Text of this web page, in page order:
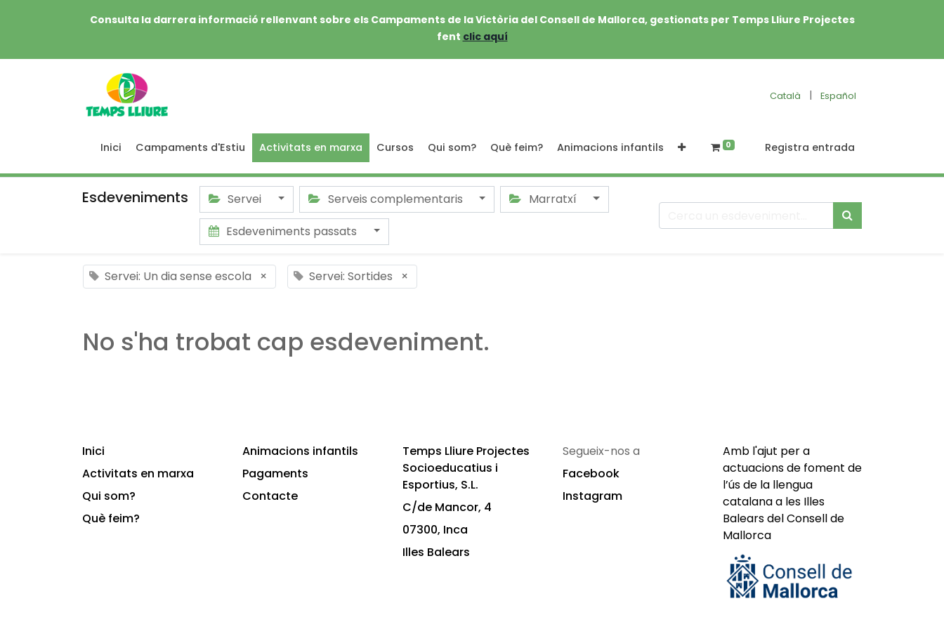
Consulta la darrera informació rellenvant sobre els Campaments de la Victòria del Consell de Mallorca, gestionats per Temps Lliure Projectes
fent clic aquí
Català | Español
Inici Campaments d'Estiu Activitats en marxa Cursos Qui som? Què feim? Animacions infantils 0 Registra entrada
Esdeveniments Servei Serveis complementaris
Marratxí
Esdeveniments passats
Servei: Un dia sense escola × Servei: Sortides ×
No s'ha trobat cap esdeveniment.
Inici
Activitats en marxa
Qui som?
Què feim?
Animacions infantils
Pagaments
Contacte
Temps Lliure Projectes
Socioeducatius i
Esportius, S.L.
C/de Mancor, 4
07300, Inca
Illes Balears
Segueix-nos a
Facebook
Instagram
Amb l'ajut per a
actuacions de foment de
l’ús de la llengua
catalana a les Illes
Balears del Consell de
Mallorca